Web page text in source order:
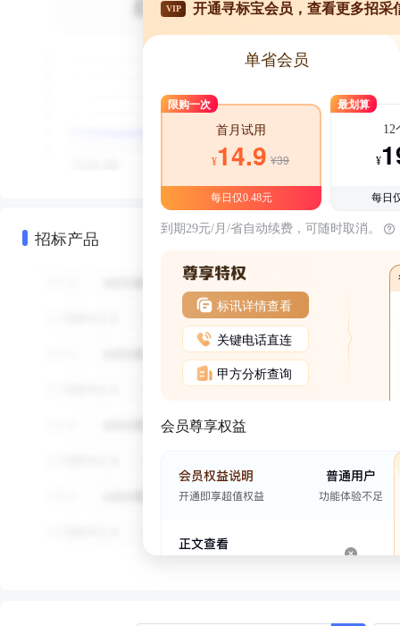
招标产品
VIP 开通寻标宝会员，查看更多招采
单省会员
限购一次
首月试用
¥14.9 ¥39
每日仅0.48元
最划算
12
¥
每日
到期29元/月/省自动续费，可随时取消。
标讯详情查看
关键电话直连
甲方分析查询
会员尊享权益